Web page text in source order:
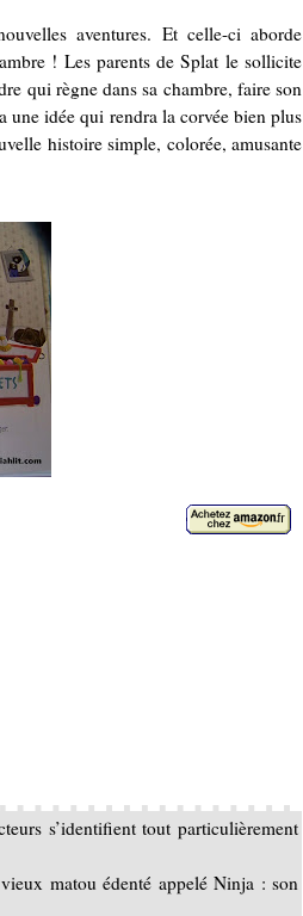
aventures. Et celle-ci aborde
! Les parents de Splat le sollicite
qui règne dans sa chambre, faire son
une idée qui rendra la corvée bien plus
histoire simple, colorée, amusante
s’identifient tout particulièrement
matou édenté appelé Ninja : son